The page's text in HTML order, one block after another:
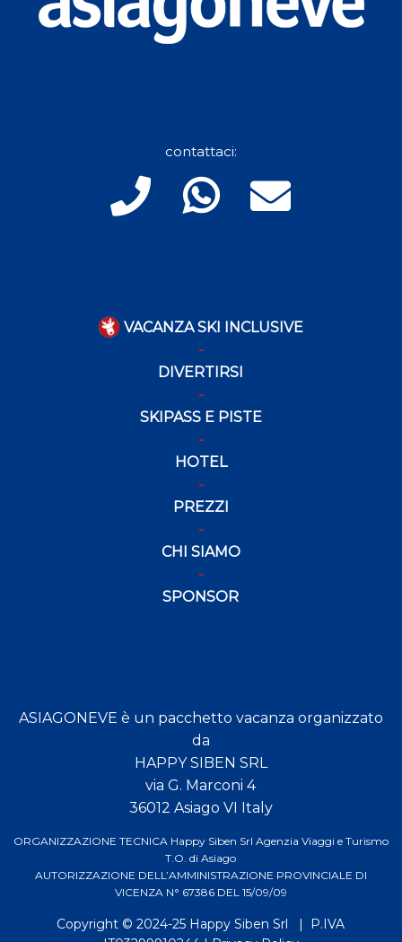
contattaci:
VACANZA SKI INCLUSIVE
DIVERTIRSI
SKIPASS E PISTE
HOTEL
PREZZI
CHI SIAMO
SPONSOR
ASIAGONEVE è un pacchetto vacanza organizzato
da
HAPPY SIBEN SRL
via G. Marconi 4
36012 Asiago VI Italy
ORGANIZZAZIONE TECNICA Happy Siben Srl Agenzia Viaggi e Turismo
T.O. di Asiago
AUTORIZZAZIONE DELL’AMMINISTRAZIONE PROVINCIALE DI
VICENZA N° 67386 DEL 15/09/09
Copyright © 2024-25 Happy Siben Srl
| P.IVA